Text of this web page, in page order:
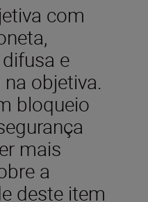
com
e
objetiva.
bloqueio
mais
a
deste item